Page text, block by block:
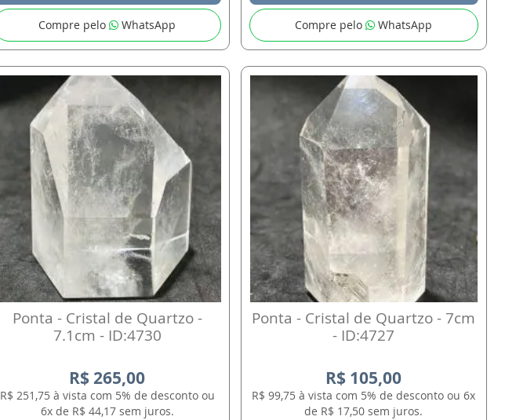
Compre pelo WhatsApp Compre pelo WhatsApp
Ponta - Cristal de Quartzo -
7.1cm - ID:4730
R$ 265,00
R$ 251,75 à vista com 5% de desconto ou
6x de R$ 44,17 sem juros.
Ponta - Cristal de Quartzo - 7cm
- ID:4727
R$ 105,00
R$ 99,75 à vista com 5% de desconto ou 6x
de R$ 17,50 sem juros.